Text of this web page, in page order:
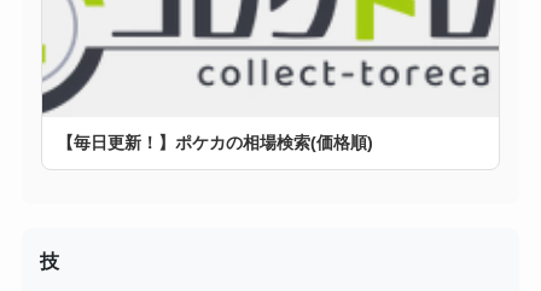
【毎日更新！】ポケカの相場検索(価格順)
技